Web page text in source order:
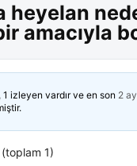
heyelan
amacıyla
izleyen vardır ve en son 2
1)